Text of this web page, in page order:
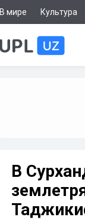
В мире Культура
В